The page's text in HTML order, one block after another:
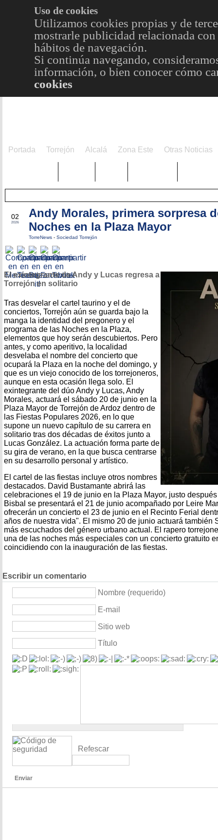
Uso de cookies
Utilizamos cookies propias y de
mostrarle publicidad relacionada
hábitos de navegación.
Si continúa navegando,
información, o bien conocer cómo
cookies
Portada Torrejón Alcalá Zona Este Otras Noticias
02
2026
Andy Morales, primera sorpresa
Noches en la Plaza Mayor
TorreNews - Sociedad Torrejón
El exintegrante de Andy y Lucas regresa a
Torrejón en solitario
Tras desvelar el cartel taurino y el de
conciertos, Torrejón aún se guarda bajo la
manga la identidad del pregonero y el
programa de las Noches en la Plaza,
elementos que hoy serán descubiertos. Pero
antes, y como aperitivo, la localidad
desvelaba el nombre del concierto que
ocupará la Plaza en la noche del domingo, y
que es un viejo conocido de los torrejoneros,
aunque en esta ocasión llega solo. El
exintegrante del dúo Andy y Lucas, Andy
Morales, actuará el sábado 20 de junio en la
Plaza Mayor de Torrejón de Ardoz dentro de
las Fiestas Populares 2026, en lo que
supone un nuevo capítulo de su carrera en
solitario tras dos décadas de éxitos junto a
Lucas González. La actuación forma parte de
su gira de verano, en la que busca centrarse
en su desarrollo personal y artístico.
El cartel de las fiestas incluye otros nombres
destacados. David Bustamante abrirá las
celebraciones el 19 de junio en la Plaza Mayor, justo
Bisbal se presentará el 21 de junio acompañado por Leire
ofrecerán un concierto el 23 de junio en el Recinto Ferial
años de nuestra vida". El mismo 20 de junio actuará también
más escuchados del género urbano actual. El rapero
una de las noches más especiales con un concierto gratuito
coincidiendo con la inauguración de las fiestas.
Escribir un comentario
Nombre (requerido)
E-mail
Sitio web
Título
Refescar
Enviar